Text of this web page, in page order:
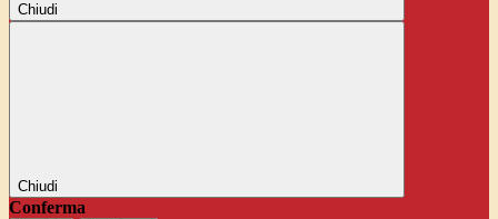
Chiudi
Chiudi
Conferma